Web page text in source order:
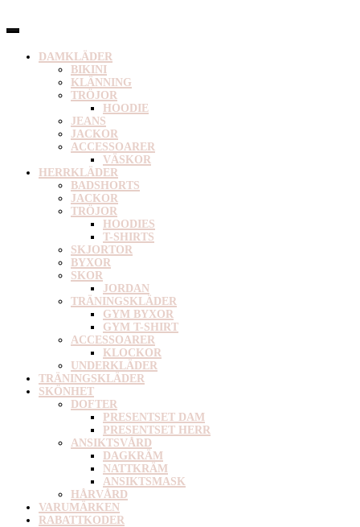
DAMKLÄDER
BIKINI
KLÄNNING
TRÖJOR
HOODIE
JEANS
JACKOR
ACCESSOARER
VÄSKOR
HERRKLÄDER
BADSHORTS
JACKOR
TRÖJOR
HOODIES
T-SHIRTS
SKJORTOR
BYXOR
SKOR
JORDAN
TRÄNINGSKLÄDER
GYM BYXOR
GYM T-SHIRT
ACCESSOARER
KLOCKOR
UNDERKLÄDER
TRÄNINGSKLÄDER
SKÖNHET
DOFTER
PRESENTSET DAM
PRESENTSET HERR
ANSIKTSVÅRD
DAGKRÄM
NATTKRÄM
ANSIKTSMASK
HÅRVÅRD
VARUMÄRKEN
RABATTKODER